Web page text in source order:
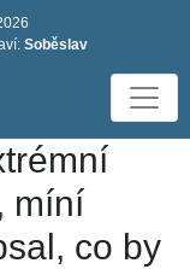
Soběslav
míní
co by